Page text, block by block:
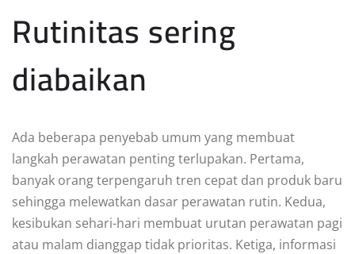
Rutinitas sering
diabaikan
Ada beberapa penyebab umum yang membuat
langkah perawatan penting terlupakan. Pertama,
banyak orang terpengaruh tren cepat dan produk baru
sehingga melewatkan dasar perawatan rutin. Kedua,
kesibukan sehari-hari membuat urutan perawatan pagi
atau malam dianggap tidak prioritas. Ketiga, informasi